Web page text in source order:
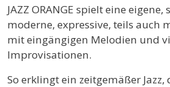
JAZZ ORANGE spielt eine
moderne, expressive, teils auch
mit eingängigen Melodien und
Improvisationen.
So erklingt ein zeitgemäßer